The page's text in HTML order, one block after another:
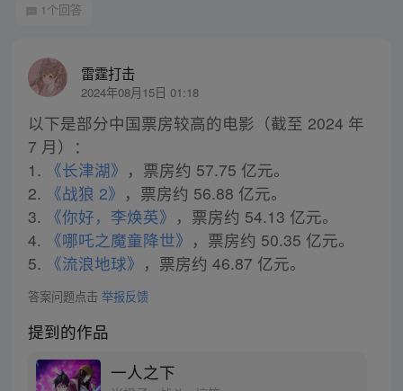
1个回答
雷霆打击
2024年08月15日 01:18
以下是部分中国票房较高的电影（截至 2024 年
7 月）：
1. 《长津湖》 ，票房约 57.75 亿元。
2. 《战狼 2》 ，票房约 56.88 亿元。
3. 《你好，李焕英》 ，票房约 54.13 亿元。
4. 《哪吒之魔童降世》 ，票房约 50.35 亿元。
5. 《流浪地球》 ，票房约 46.87 亿元。
答案问题点击 举报反馈
提到的作品
一人之下